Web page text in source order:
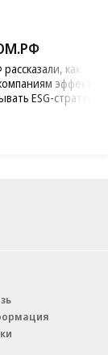
как
ESG-стратегию